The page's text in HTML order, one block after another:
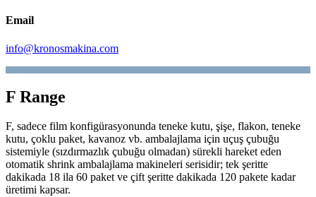
Email
info@kronosmakina.com
F Range
F, sadece film konfigürasyonunda teneke kutu, şişe, flakon, teneke
kutu, çoklu paket, kavanoz vb. ambalajlama için uçuş çubuğu
sistemiyle (sızdırmazlık çubuğu olmadan) sürekli hareket eden
otomatik shrink ambalajlama makineleri serisidir; tek şeritte
dakikada 18 ila 60 paket ve çift şeritte dakikada 120 pakete kadar
üretimi kapsar.